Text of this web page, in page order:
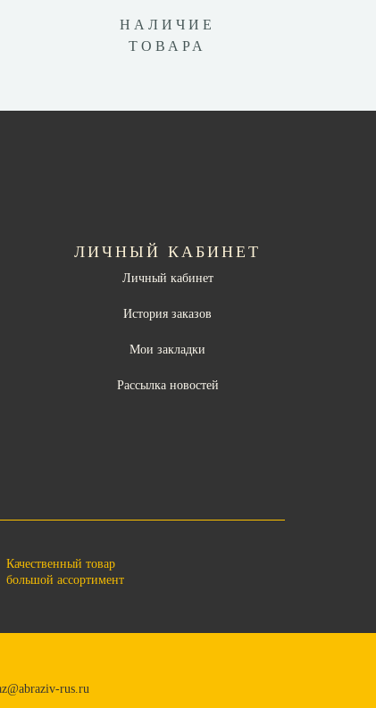
НАЛИЧИЕ
ТОВАРА
ЛИЧНЫЙ КАБИНЕТ
Личный кабинет
История заказов
Мои закладки
Рассылка новостей
Качественный товар
большой ассортимент
rus.ru